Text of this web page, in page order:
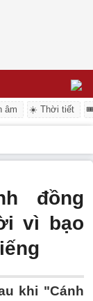
âm ☀️ Thời tiết
đồng
vì bạo
khi "Cánh